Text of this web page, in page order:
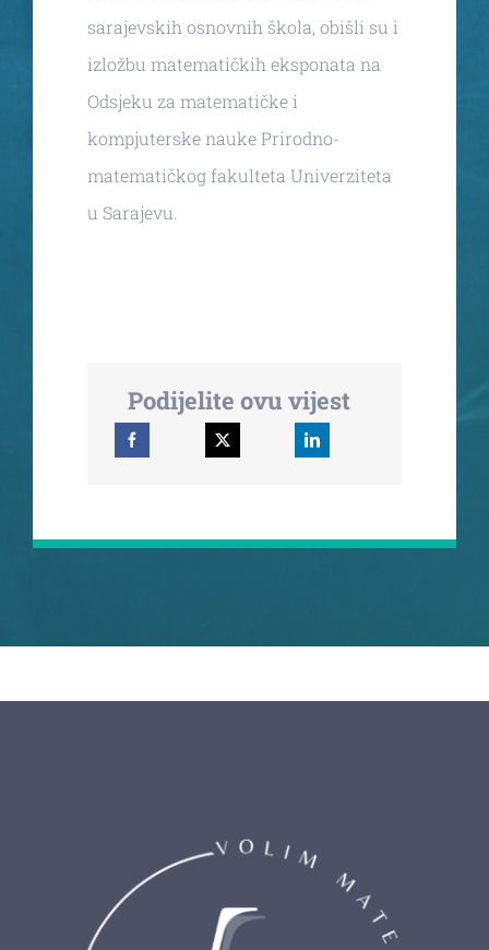
sarajevskih osnovnih škola, obišli su i
izložbu matematičkih eksponata na
Odsjeku za matematičke i
kompjuterske nauke Prirodno-
matematičkog fakulteta Univerziteta
u Sarajevu.
Podijelite ovu vijest